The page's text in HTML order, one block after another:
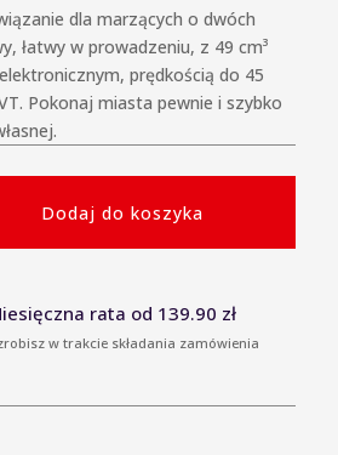
dla marzących o dwóch
łatwy w prowadzeniu, z 49 cm³
prędkością do 45
Pokonaj miasta pewnie i szybko
Dodaj do koszyka
rata od 139.90 zł
w trakcie składania zamówienia